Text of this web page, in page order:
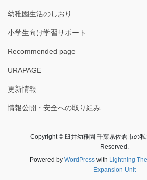
幼稚園生活のしおり
小学生向け学習サポート
Recommended page
URAPAGE
更新情報
情報公開・安全への取り組み
Copyright © 臼井幼稚園 千葉県佐倉市の
Reserved.
Powered by WordPresswith Lightning
Expansion Unit